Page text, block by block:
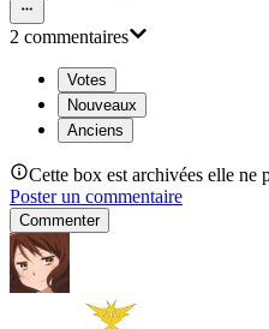
2 commentaires
Votes
Nouveaux
Anciens
Cette box est archivées elle ne
Poster un commentaire
Commenter